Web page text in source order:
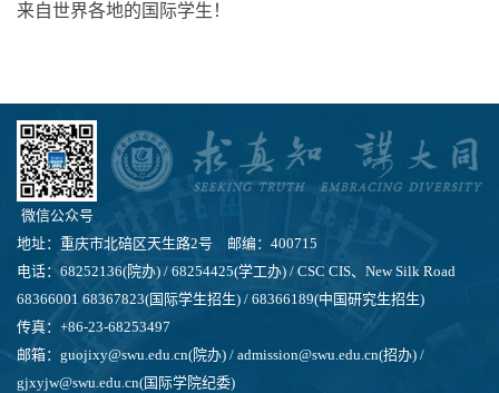
来自世界各地的国际学生！
微信公众号
地址：重庆市北碚区天生路2号 邮编：400715
电话：68252136(院办) / 68254425(学工办) / CSC CIS、New Silk Road
68366001 68367823(国际学生招生) / 68366189(中国研究生招生)
传真：+86-23-68253497
邮箱：guojixy@swu.edu.cn(院办) / admission@swu.edu.cn(招办) /
gjxyjw@swu.edu.cn(国际学院纪委)